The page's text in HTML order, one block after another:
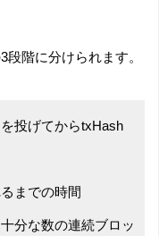
階に分けられます。
投げてからtxHash
までの時間
分な数の連続ブロッ